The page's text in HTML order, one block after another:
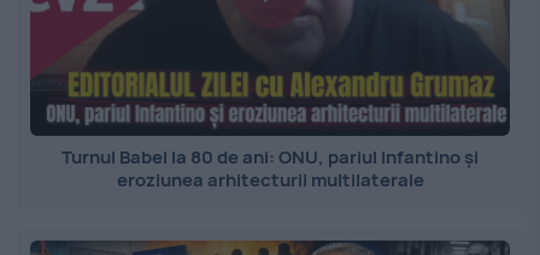
Turnul Babel la 80 de ani: ONU, pariul Infantino și
eroziunea arhitecturii multilaterale